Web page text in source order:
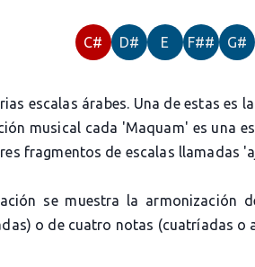
C# D# E F## G#
escalas árabes. Una de estas es
musical cada 'Maquam' es una
fragmentos de escalas llamadas
se muestra la armonización
o de cuatro notas (cuatríadas o